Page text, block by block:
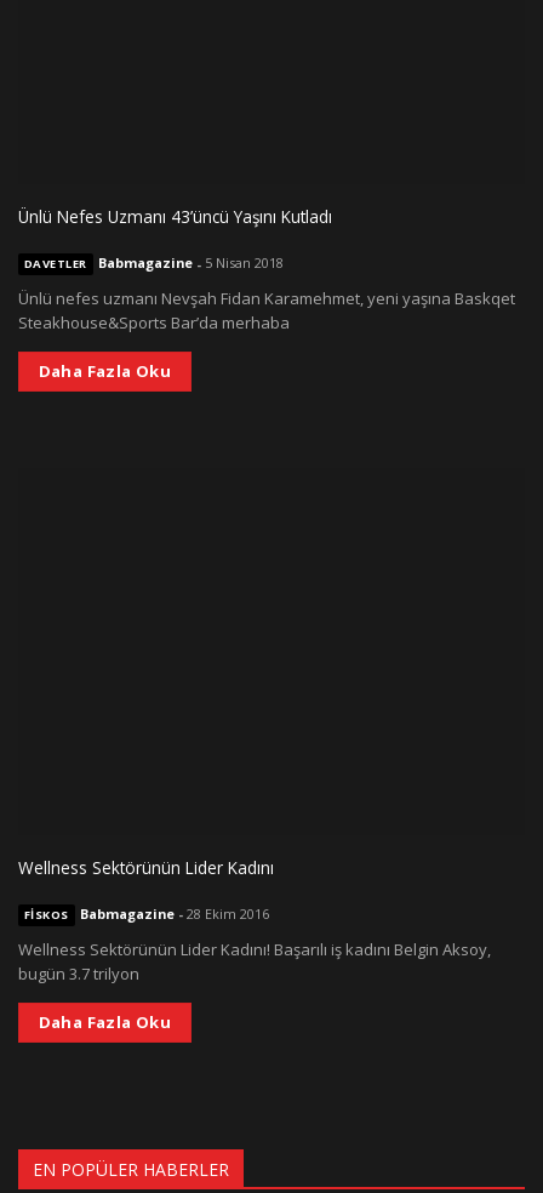
Ünlü Nefes Uzmanı 43’üncü Yaşını Kutladı
DAVETLER Babmagazine- 5 Nisan 2018
Ünlü nefes uzmanı Nevşah Fidan Karamehmet, yeni yaşına Baskqet
Steakhouse&Sports Bar’da merhaba
Daha Fazla Oku
Wellness Sektörünün Lider Kadını
FISKOS Babmagazine- 28 Ekim 2016
Wellness Sektörünün Lider Kadını! Başarılı iş kadını Belgin Aksoy,
bugün 3.7 trilyon
Daha Fazla Oku
EN POPÜLER HABERLER